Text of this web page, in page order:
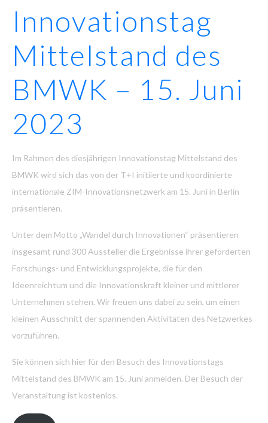
Innovationstag
Mittelstand des
BMWK – 15. Juni
2023
Im Rahmen des diesjährigen Innovationstag Mittelstand des
BMWK wird sich das von der T+I initiierte und koordinierte
internationale ZIM-Innovationsnetzwerk am 15. Juni in Berlin
präsentieren.
Unter dem Motto „Wandel durch Innovationen“ präsentieren
insgesamt rund 300 Aussteller die Ergebnisse ihrer geförderten
Forschungs- und Entwicklungsprojekte, die für den
Ideenreichtum und die Innovationskraft kleiner und mittlerer
Unternehmen stehen. Wir freuen uns dabei zu sein, um einen
kleinen Ausschnitt der spannenden Aktivitäten des Netzwerkes
vorzuführen.
Sie können sich hier für den Besuch des Innovationstags
Mittelstand des BMWK am 15. Juni anmelden. Der Besuch der
Veranstaltung ist kostenlos.